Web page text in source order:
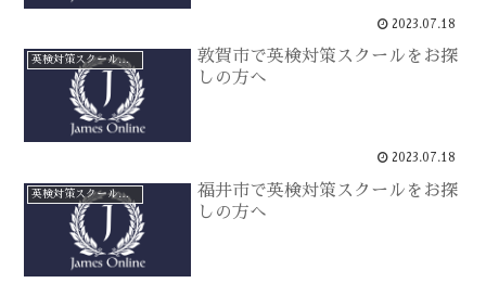
2023.07.18
英検対策スクールをお探しの方へ
敦賀市で英検対策スクールをお探
しの方へ
2023.07.18
英検対策スクールをお探しの方へ
福井市で英検対策スクールをお探
しの方へ